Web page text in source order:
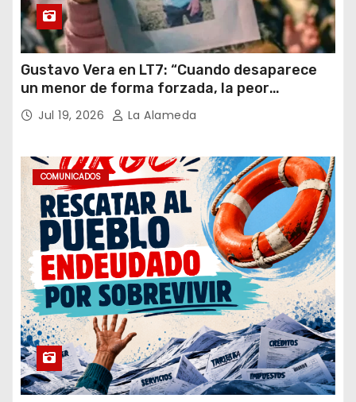
Gustavo Vera en LT7: “Cuando desaparece
un menor de forma forzada, la peor
hipótesis es trata, y así debe seguir
caratulado el caso Loan”
Jul 19, 2026 La Alameda
COMUNICADOS